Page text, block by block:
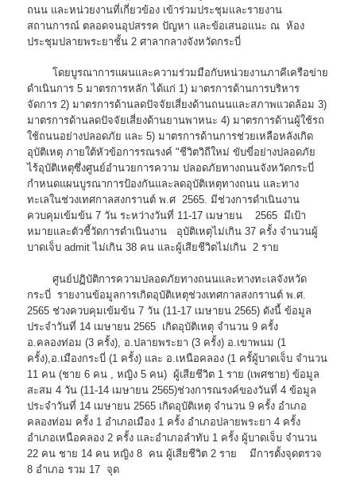
ถนน และหน่วยงานที่เกี่ยวข้อง เข้าร่วมประชุมและรายงาน
สถานการณ์ ตลอดจนอุปสรรค ปัญหา และข้อเสนอแนะ ณ ห้อง
ประชุมปลายพระยาชั้น 2 ศาลากลางจังหวัดกระบี่
โดยบูรณาการแผนและความร่วมมือกับหน่วยงานภาคีเครือข่าย
ดำเนินการ 5 มาตรการหลัก ได้แก่ 1) มาตรการด้านการบริหาร
จัดการ 2) มาตรการด้านลดปัจจัยเสี่ยงด้านถนนและสภาพแวดล้อม 3)
มาตรการด้านลดปัจจัยเสี่ยงด้านยานพาหนะ 4) มาตรการด้านผู้ใช้รถ
ใช้ถนนอย่างปลอดภัย และ 5) มาตรการด้านการช่วยเหลือหลังเกิด
อุบัติเหตุ ภายใต้หัวข้อการรณรงค์ "ชีวิตวิถีใหม่ ขับขี่อย่างปลอดภัย
ไร้อุบัติเหตุซึ่งศูนย์อำนวยการความ ปลอดภัยทางถนนจังหวัดกระบี่
กำหนดแผนบูรณาการป้องกันและลดอุบัติเหตุทางถนน และทาง
ทะเลในช่วงเทศกาลสงกรานต์ พ.ศ 2565. มีช่วงการดำเนินงาน
ควบคุมเข้มข้น 7 วัน ระหว่างวันที่ 11-17 เมษายน 2565 มีเป้า
หมายและตัวชี้วัดการดำเนินงาน อุบัติเหตุไม่เกิน 37 ครั้ง จำนวนผู้
บาดเจ็บ admit ไม่เกิน 38 คน และผู้เสียชีวิตไม่เกิน 2 ราย
ศูนย์ปฏิบัติการความปลอดภัยทางถนนและทางทะเลจังหวัด
กระบี่ รายงานข้อมูลการเกิดอุบัติเหตุช่วงเทศกาลสงกรานต์ พ.ศ.
2565 ช่วงควบคุมเข้มข้น 7 วัน (11-17 เมษายน 2565) ดังนี้ ข้อมูล
ประจำวันที่ 14 เมษายน 2565 เกิดอุบัติเหตุ จำนวน 9 ครั้ง
อ.คลองท่อม (3 ครั้ง), อ.ปลายพระยา (3 ครั้ง) อ.เขาพนม (1
ครั้ง),อ.เมืองกระบี่ (1 ครั้ง) และ อ.เหนือคลอง (1 ครั้ผู้บาดเจ็บ จำนวน
11 คน (ชาย 6 คน , หญิง 5 คน) ผู้เสียชีวิต 1 ราย (เพศชาย) ข้อมูล
สะสม 4 วัน (11-14 เมษายน 2565)ช่วงการณรงค์ของวันที่ 4 ข้อมูล
ประจำวันที่ 14 เมษายน 2565 เกิดอุบัติเหตุ จำนวน 9 ครั้ง อำเภอ
คลองท่อม ครั้ง 1 อำเภอเมือง 1 ครั้ง อำเภอปลายพระยา 4 ครั้ง
อำเภอเหนือคลอง 2 ครั้ง และอำเภอลำทับ 1 ครั้ง ผู้บาดเจ็บ จำนวน
22 คน ชาย 14 คน หญิง 8 คน ผู้เสียชีวิต 2 ราย มีการตั้งจุดตรวจ
8 อำเภอ รวม 17 จุด